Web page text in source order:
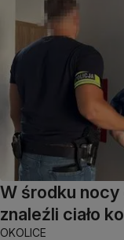
W środku nocy
znaleźli ciało
OKOLICE